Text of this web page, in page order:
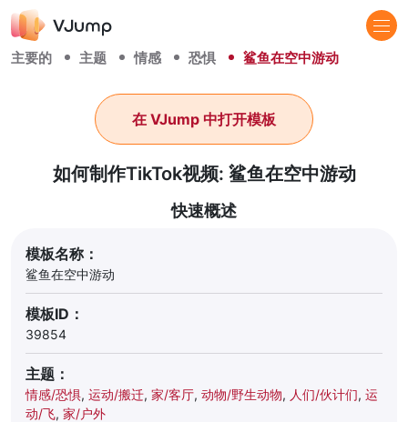
主要的 主题 情感 恐惧 鲨鱼在空中游动
如何制作TikTok视频: 鲨鱼在空中游动
在 VJump 中打开模板
快速概述
模板名称：
鲨鱼在空中游动
模板ID：
39854
主题：
情感/恐惧, 运动/搬迁, 家/客厅, 动物/野生动物, 人们/伙计们, 运
动/飞, 家/户外